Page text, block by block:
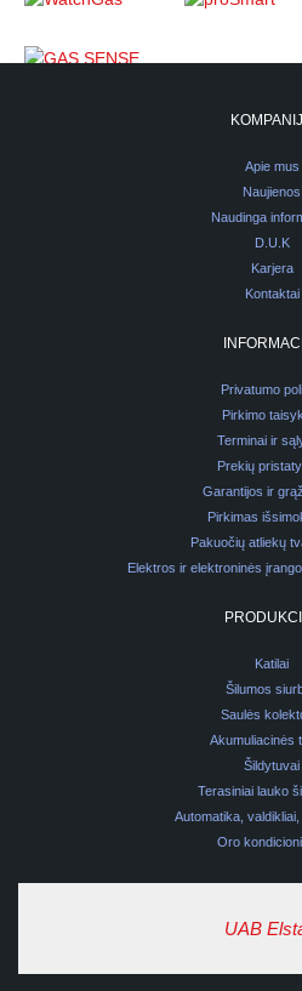
Apie mus
Naujienos
Naudinga
D.U.K
Karjera
Kontaktai
Privatumo
Pirkimo
Terminai ir
Prekių
Garantijos ir
Pirkimas
Pakuočių atliekų
Elektros ir elektroninės
Katilai
Šilumos
Saulės
Akumuliacinės
Šildytuvai
Terasiniai lauko
Automatika,
Oro
UAB